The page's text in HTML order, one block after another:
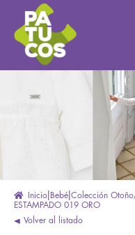
la
navegación
contenido
Inicio Bebé Colección
ESTAMPADO 019 ORO
Volver al listado